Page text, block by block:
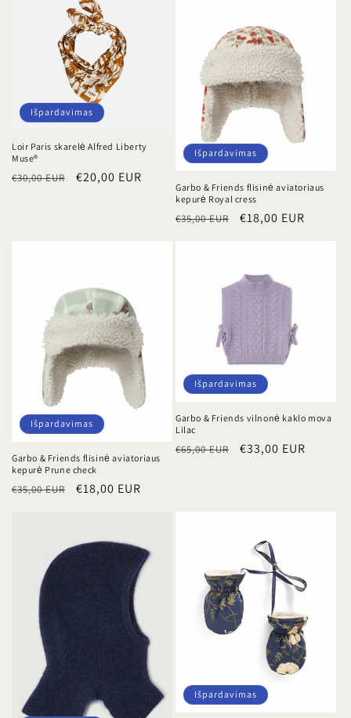
Išpardavimas
Loir Paris skarelė Alfred Liberty
Muse®
Įprasta
€30,00 EUR
Išpardavimo
€20,00 EUR
Išpardavimas
Garbo & Friends flisinė aviatoriaus
kepurė Royal cress
Įprasta
€35,00 EUR
Išpardavimo
€18,00 EUR
Išpardavimas
Garbo & Friends flisinė aviatoriaus
kepurė Prune check
Įprasta
€35,00 EUR
Išpardavimo
€18,00 EUR
Išpardavimas
Garbo & Friends vilnonė kaklo mova
Lilac
Įprasta
€65,00 EUR
Išpardavimo
€33,00 EUR
Išpardavimas